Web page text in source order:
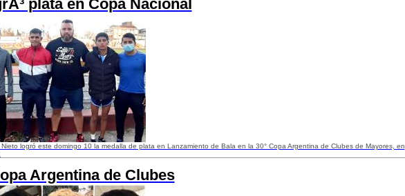
plata en Copa Nacional
logró este domingo 10 la medalla de plata en Lanzamiento de Bala en la 30° Copa Argentina de Clubes de Mayores, en
Argentina de Clubes